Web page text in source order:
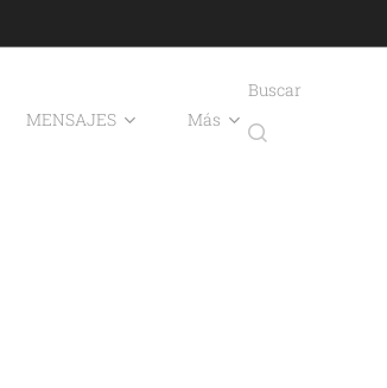
MENSAJES Más
Buscar